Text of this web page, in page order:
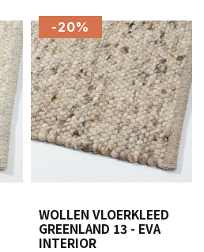
-20%
WOLLEN VLOERKLEED
GREENLAND 13 - EVA
INTERIOR